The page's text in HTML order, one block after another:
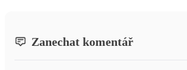
Zanechat komentář